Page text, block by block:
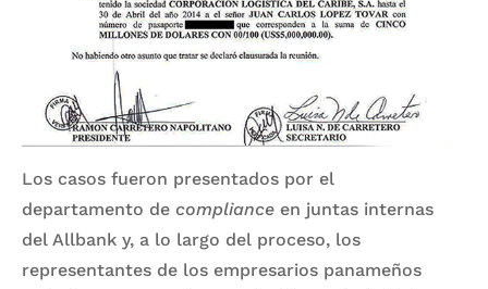
Los casos fueron presentados por el
departamento de compliance en juntas internas
del Allbank y, a lo largo del proceso, los
representantes de los empresarios panameños